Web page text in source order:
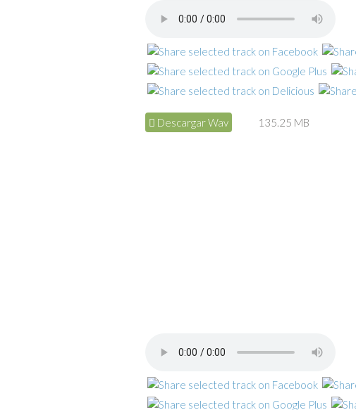
Descargar Wav 135.25 MB